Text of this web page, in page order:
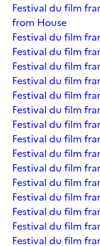
Festival du film
from House
Festival du film
Festival du film
Festival du film
Festival du film
Festival du film
Festival du film
Festival du film
Festival du film
Festival du film
Festival du film
Festival du film
Festival du film
Festival du film
Festival du film
Festival du film